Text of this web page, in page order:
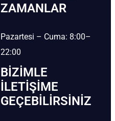
ZAMANLAR
Pazartesi – Cuma: 8:00–
22:00
BIZIMLE
İLETIŞIME
GEÇEBILIRSINIZ